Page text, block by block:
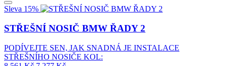
Sleva 15%
STŘEŠNÍ NOSIČ BMW ŘADY 2
PODÍVEJTE SEN, JAK SNADNÁ JE INSTALACE
STŘEŠNÍHO NOSIČE KOL: